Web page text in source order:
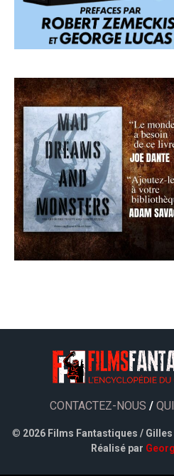
CONTACTEZ-NOUS /
© 2026 Films Fantastiques / Gilles
Réalisé par